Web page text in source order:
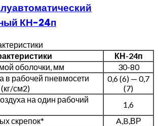
КН-24п
КН-24п
оболочки, мм
30-80
в рабочей пневмосети
см2)
0,6 (6) — 0,7
(7)
на один рабочий
1,6
скрепок*
A,B,ВР